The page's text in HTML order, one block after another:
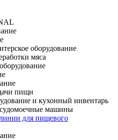
оборудование
мяса
пищи
и кухонный инвентарь
машины
для пищевого